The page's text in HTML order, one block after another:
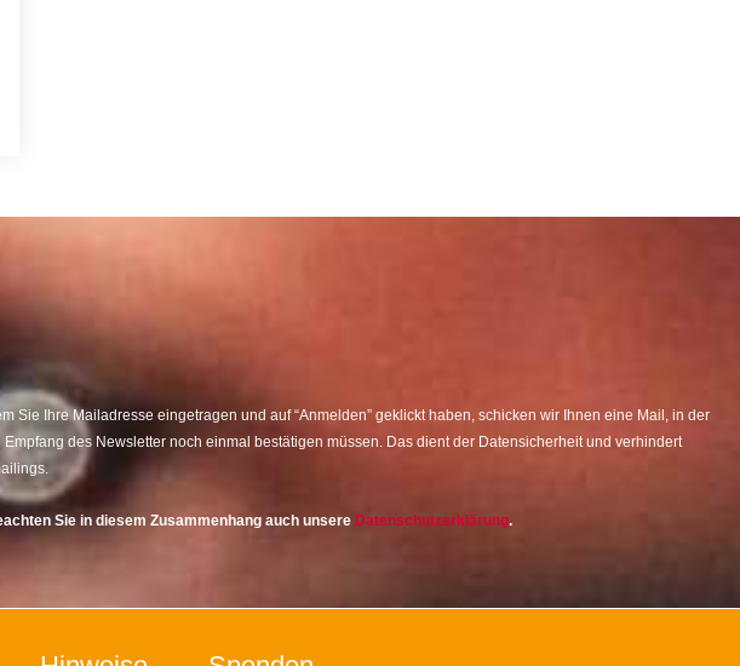
Sie Ihre Mailadresse eingetragen und auf “Anmelden” geklickt haben, schicken wir Ihnen eine Mail, in der
Empfang des Newsletter noch einmal bestätigen müssen. Das dient der Datensicherheit und verhindert
Sie in diesem Zusammenhang auch unsere Datenschutzerklärung.